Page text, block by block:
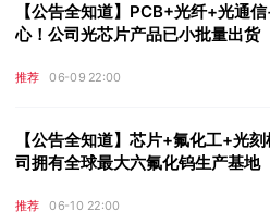
【公告全知道】PCB+光纤+光通
心！公司光芯片产品已小批量出货
推荐 06-09 22:00
【公告全知道】芯片+氟化工+光
司拥有全球最大六氟化钨生产基地
推荐 06-10 22:00